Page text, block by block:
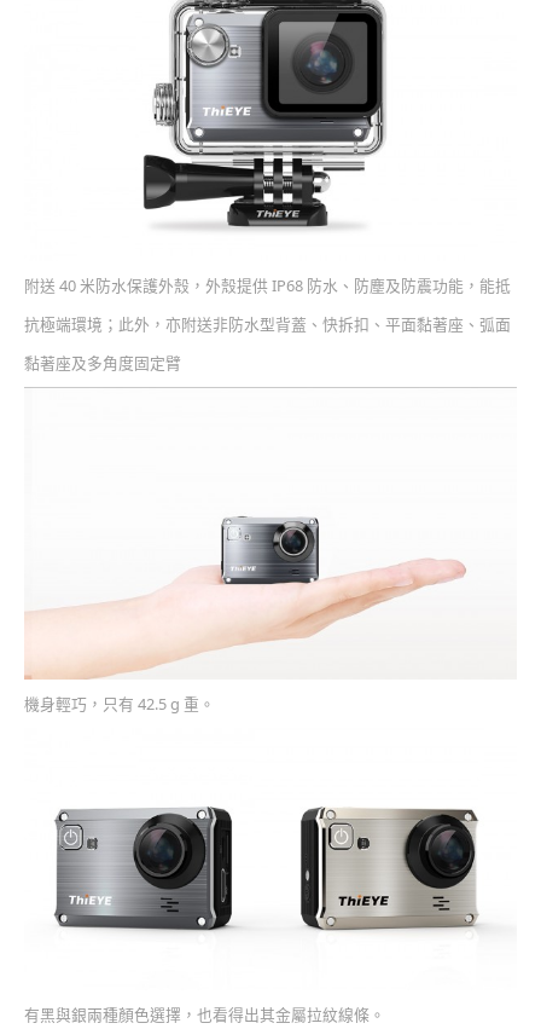
附送 40 米防水保護外殼，外殼提供 IP68 防水、防塵及防震功能，能抵
抗極端環境；此外，亦附送非防水型背蓋、快拆扣、平面黏著座、弧面
黏著座及多角度固定臂
機身輕巧，只有 42.5 g 重。
有黑與銀兩種顏色選擇，也看得出其金屬拉紋線條。